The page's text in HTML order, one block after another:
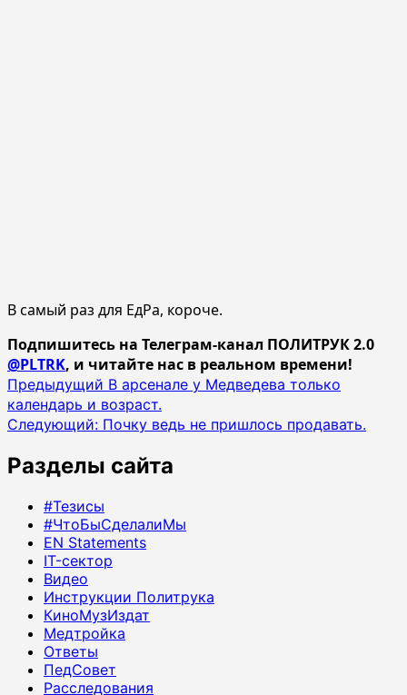
В самый раз для ЕдРа, короче.
Подпишитесь на Телеграм-канал ПОЛИТРУК 2.0
@PLTRK, и читайте нас в реальном времени!
Навигация
записи
Предыдущий В арсенале у Медведева только
календарь и возраст.
Следующий: Почку ведь не пришлось продавать.
Разделы сайта
#Тезисы
#ЧтоБыСделалиМы
EN Statements
IT-сектор
Видео
Инструкции Политрука
КиноМузИздат
Медтройка
Ответы
ПедСовет
Расследования